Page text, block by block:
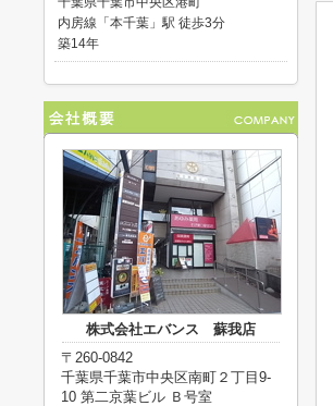
内房線「本千葉」駅 徒歩3分
築14年
株式会社エバンス 蘇我店
〒260-0842
千葉県千葉市中央区南町２丁目9-
10 第二京葉ビル Ｂ号室